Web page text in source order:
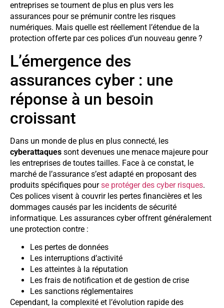
entreprises se tournent de plus en plus vers les
assurances pour se prémunir contre les risques
numériques. Mais quelle est réellement l’étendue de la
protection offerte par ces polices d’un nouveau genre ?
L’émergence des
assurances cyber : une
réponse à un besoin
croissant
Dans un monde de plus en plus connecté, les
cyberattaques sont devenues une menace majeure pour
les entreprises de toutes tailles. Face à ce constat, le
marché de l’assurance s’est adapté en proposant des
produits spécifiques pourse protéger des cyber risques.
Ces polices visent à couvrir les pertes financières et les
dommages causés par les incidents de sécurité
informatique. Les assurances cyber offrent généralement
une protection contre :
Les pertes de données
Les interruptions d’activité
Les atteintes à la réputation
Les frais de notification et de gestion de crise
Les sanctions réglementaires
Cependant, la complexité et l’évolution rapide des